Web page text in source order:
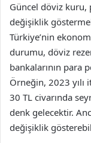
Güncel döviz kuru,
değişiklik
Türkiye’nin
durumu, döviz
bankalarının para
Örneğin, 2023 yılı
30 TL civarında
denk gelecektir.
değişiklik